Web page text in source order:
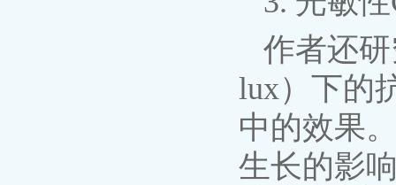
作者还
lux）下的
中的效果
生长的影